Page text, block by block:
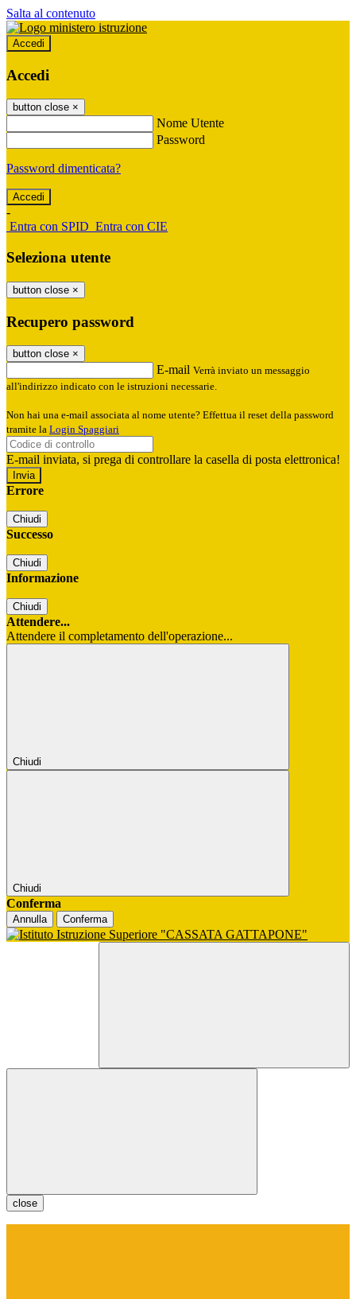
Salta al contenuto
Accedi
Accedi
button close ×
Nome Utente
Password
Password dimenticata?
-
Entra con SPID Entra con CIE
Seleziona utente
button close ×
Recupero password
button close ×
E-mail Verrà inviato un messaggio
all'indirizzo indicato con le istruzioni necessarie.
Non hai una e-mail associata al nome utente? Effettua il reset della password
tramite la Login Spaggiari
E-mail inviata, si prega di controllare la casella di posta elettronica!
Errore
Chiudi
Successo
Chiudi
Informazione
Chiudi
Attendere...
Attendere il completamento dell'operazione...
Chiudi
Chiudi
Conferma
Annulla Conferma
close